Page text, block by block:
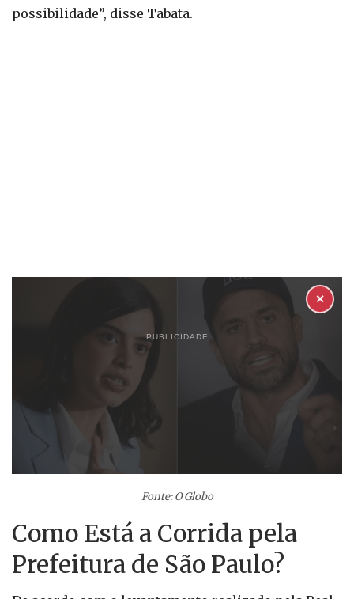
possibilidade”, disse Tabata.
PUBLICIDADE
✕
Fonte: O Globo
Como Está a Corrida pela
Prefeitura de São Paulo?